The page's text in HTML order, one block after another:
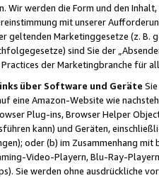
Wir werden die Form und den
mit unserer
geltenden Marketinggesetze (z. B.
sind Sie der
der Marketingbranche für
über Software und Geräte
eine Amazon-Website wie
Plug-ins, Browser Helper
kann) und Geräten,
oder (b) im Zusammenhang
Video-Playern, Blu-Ray-
Sie werden ohne ausdrückliche